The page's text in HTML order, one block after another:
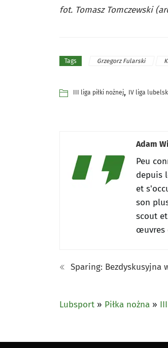
fot. Tomasz Tomczewski
Tags Grzegorz Fularski
III liga piłki nożnej, IV liga
Adam
Peu
depuis
et
son
scout
œuvres
Sparing: Bezdyskusyjna
Lubsport » Piłka nożna »